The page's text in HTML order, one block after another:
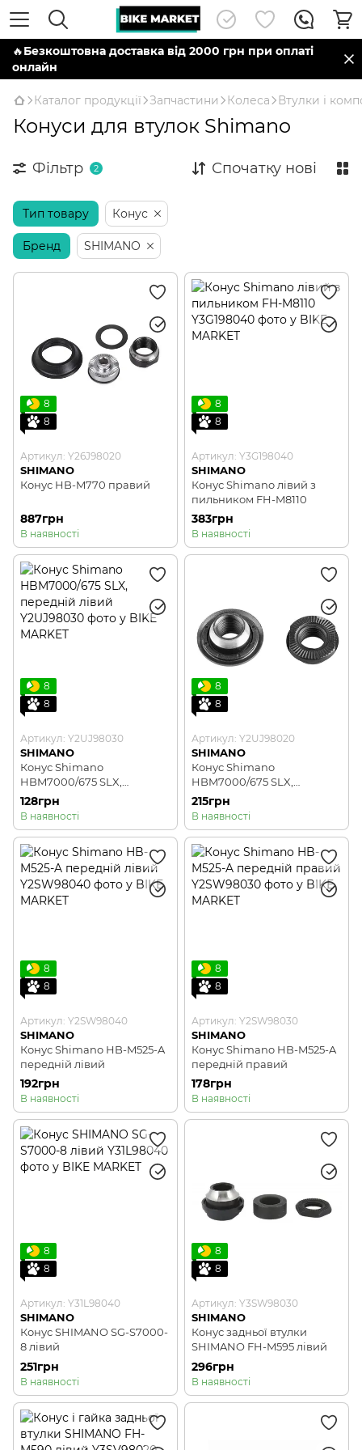
🔥Безкоштовна доставка від 2000 грн при оплаті
онлайн
Каталог продукції Запчастини Колеса Втулки і
Конуси для втулок Shimano
Фільтр 2 Спочатку нові
Тип товару Конус
Бренд SHIMANO
8
8
Артикул: Y26J98020
SHIMANO
Конус HB-M770 правий
887грн
В наявності
8
8
Артикул: Y3G198040
SHIMANO
Конус Shimano лівий з
пильником FH-M8110
383грн
В наявності
8
8
Артикул: Y2UJ98030
SHIMANO
Конус Shimano
HBM7000/675 SLX,
передній лівий
128грн
В наявності
8
8
Артикул: Y2UJ98020
SHIMANO
Конус Shimano
HBM7000/675 SLX,
передній правий
215грн
В наявності
8
8
Артикул: Y2SW98040
SHIMANO
Конус Shimano HB-M525-A
передній лівий
192грн
В наявності
8
8
Артикул: Y2SW98030
SHIMANO
Конус Shimano HB-M525-A
передній правий
178грн
В наявності
8
8
Артикул: Y31L98040
SHIMANO
Конус SHIMANO SG-S7000-
8 лівий
251грн
В наявності
8
8
Артикул: Y3SW98030
SHIMANO
Конус задньої втулки
SHIMANO FH-M595 лівий
296грн
В наявності